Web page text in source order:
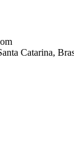
Catarina,